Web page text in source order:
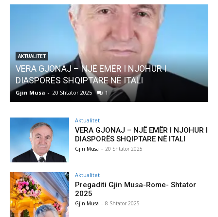
AKTUALITET
VERA GJONAJ – NJË EMËR I NJOHUR I
DIASPORËS SHQIPTARE NË ITALI
Gjin Musa - 20 Shtator 2025 1
Aktualitet
VERA GJONAJ – NJË EMËR I NJOHUR I
DIASPORËS SHQIPTARE NË ITALI
Gjin Musa - 20 Shtator 2025
Aktualitet
Pregaditi Gjin Musa-Rome- Shtator
2025
Gjin Musa - 8 Shtator 2025